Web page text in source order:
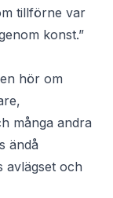
tillförne var
konst.”
hör om
många andra
ändå
avlägset och